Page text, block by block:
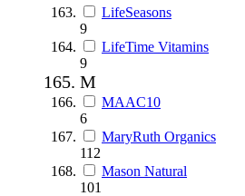
LifeSeasons
9
LifeTime Vitamins
9
M
MAAC10
6
MaryRuth Organics
112
Mason Natural
101